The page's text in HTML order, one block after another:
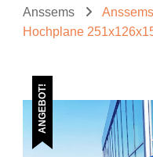
Anssems
Hochplane
ANGEBOT!